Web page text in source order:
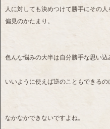
人に対しても決めつけて勝手にその人
偏見のかたまり。
色んな悩みの大半は自分勝手な思い込
いいように使えば逆のこともできるの
なかなかできないですよね。